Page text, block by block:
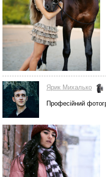
Ярик Михалько
Професійний